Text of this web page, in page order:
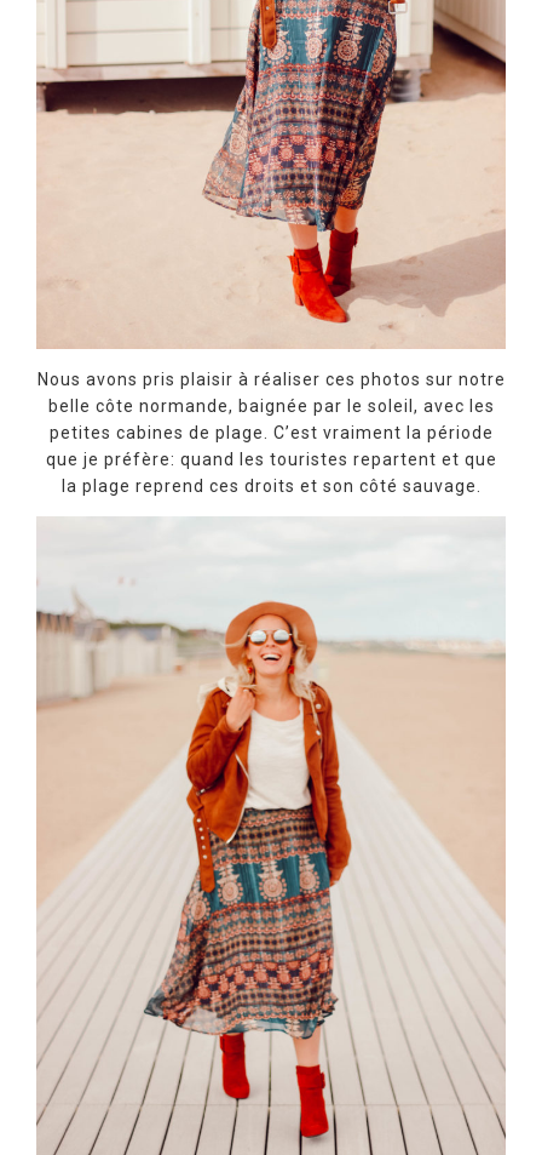
Nous avons pris plaisir à réaliser ces photos sur notre
belle côte normande, baignée par le soleil, avec les
petites cabines de plage. C’est vraiment la période
que je préfère: quand les touristes repartent et que
la plage reprend ces droits et son côté sauvage.